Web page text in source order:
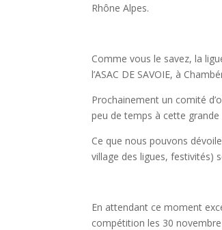
Rhône Alpes.
Comme vous le savez, la
l’ASAC DE SAVOIE, à
Prochainement un comité
peu de temps à cette
Ce que nous pouvons
village des ligues, festivités)
En attendant ce moment
compétition les 30